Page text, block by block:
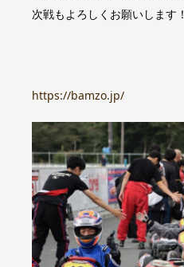
次戦もよろしくお願いします！
https://bamzo.jp/